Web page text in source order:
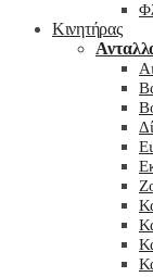
Κινητήρας